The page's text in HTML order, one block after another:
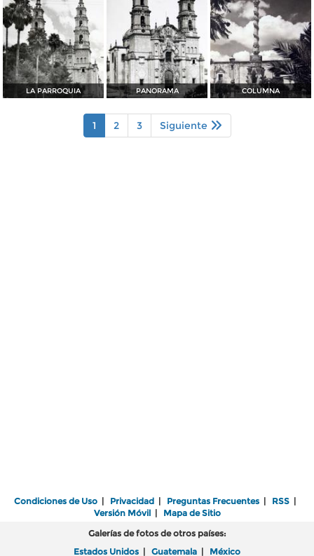
LA PARROQUIA PANORAMA COLUMNA
1 2 3 Siguiente
Condiciones de Uso | Privacidad | Preguntas Frecuentes | RSS |
Versión Móvil| Mapa de Sitio
Galerías de fotos de otros países:
Estados Unidos | Guatemala | México